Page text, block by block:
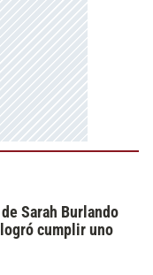
Sarah Burlando
cumplir uno